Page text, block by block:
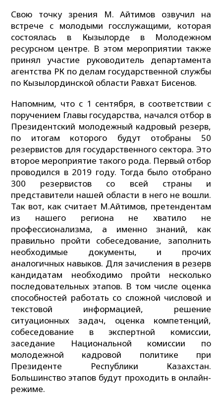
Свою точку зрения М. Айтимов озвучил на
встрече с молодыми госслужащими, которая
состоялась в Кызылорде в Молодежном
ресурсном центре. В этом мероприятии также
принял участие руководитель департамента
агентства РК по делам государственной службы
по Кызылординской области Равхат Бисенов.
Напомним, что с 1 сентября, в соответствии с
поручением Главы государства, начался отбор в
Президентский молодежный кадровый резерв,
по итогам которого будут отобраны 50
резервистов для государственного сектора. Это
второе мероприятие такого рода. Первый отбор
проводился в 2019 году. Тогда было отобрано
300 резервистов со всей страны и
представители нашей области в него не вошли.
Так вот, как считает М.Айтимов, претендентам
из нашего региона не хватило не
профессионализма, а именно знаний, как
правильно пройти собеседование, заполнить
необходимые документы, и прочих
аналогичных навыков. Для зачисления в резерв
кандидатам необходимо пройти несколько
последовательных этапов. В том числе оценка
способностей работать со сложной числовой и
текстовой информацией, решение
ситуационных задач, оценка компетенций,
собеседование в экспертной комиссии,
заседание Национальной комиссии по
молодежной кадровой политике при
Президенте Республики Казахстан.
Большинство этапов будут проходить в онлайн-
режиме.